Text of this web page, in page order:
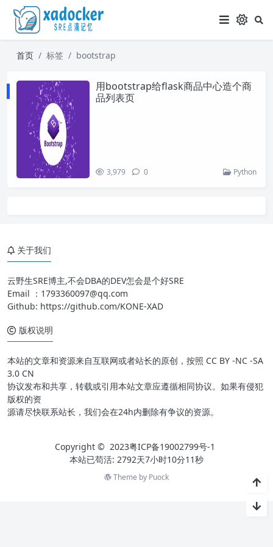
首页 标签 bootstrap
用bootstrap给flask商品中心造个商
品列表页
3,979 0 Python
关于我们
云野生SRE博主,不会DBA的DEV怎会是个好SRE
Email ： 1793360097@qq.com
Github: https://github.com/KONE-XAD
版权说明
本站的文章和资源来自互联网或者站长的原创，按照 CC BY -NC -SA
3.0 CN
协议发布和共享，转载或引用本站文章应遵循相同协议。如果有侵犯
版权的资
源请尽快联系站长，我们会在24h内删除有争议的资源。
Copyright © 2023粤ICP备19002799号-1
本站已苟活: 2792天7小时10分11秒
Theme by Puock